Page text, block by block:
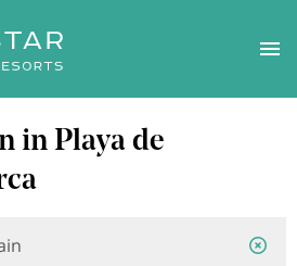
in Playa de